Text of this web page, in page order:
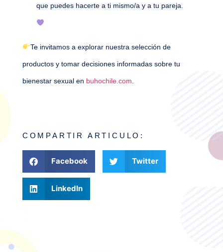
que puedes hacerte a ti mismo/a y a tu pareja.
Te invitamos a explorar nuestra selección de
productos y tomar decisiones informadas sobre tu
bienestar sexual en buhochile.com
COMPARTIR ARTICULO:
Facebook Twitter
LinkedIn